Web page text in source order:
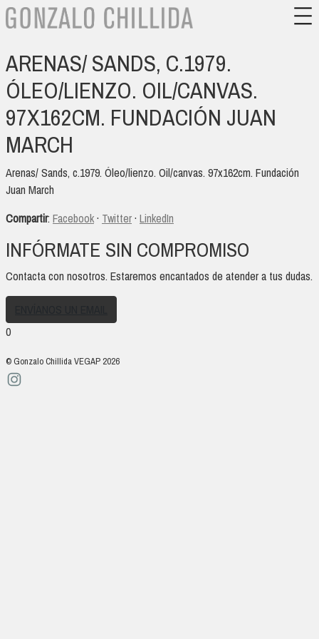
ARENAS/ SANDS, C.1979.
ÓLEO/LIENZO. OIL/CANVAS.
97X162CM. FUNDACIÓN JUAN
MARCH
Arenas/ Sands, c.1979. Óleo/lienzo. Oil/canvas. 97x162cm. Fundación
Juan March
Compartir: Facebook· Twitter· LinkedIn
INFÓRMATE SIN COMPROMISO
Contacta con nosotros. Estaremos encantados de atender a tus dudas.
0
© Gonzalo Chillida VEGAP 2026